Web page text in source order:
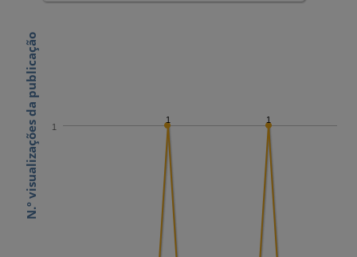
N.º visualizações da publicação 1 1
1